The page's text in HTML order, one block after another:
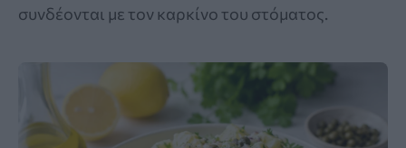
συνδέονται με τον καρκίνο του στόματος.